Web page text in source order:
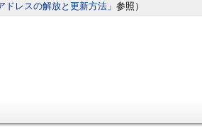
ドレスの解放と更新方法」 参照）